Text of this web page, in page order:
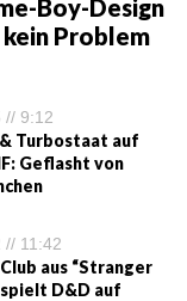
Boy-Design
Problem
// 9:12
Turbostaat auf
Geflasht von
// 11:42
aus “Stranger
spielt D&D auf